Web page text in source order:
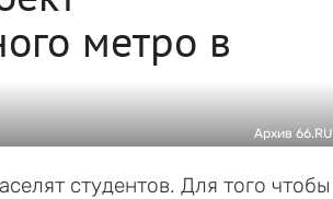
метро в
Архив 66.RU
студентов. Для того чтобы